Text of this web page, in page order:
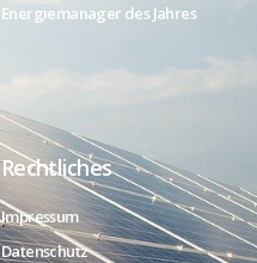
Energiemanager des Jahres
Rechtliches
Impressum
Datenschutz